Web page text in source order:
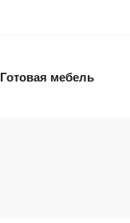
Готовая мебель